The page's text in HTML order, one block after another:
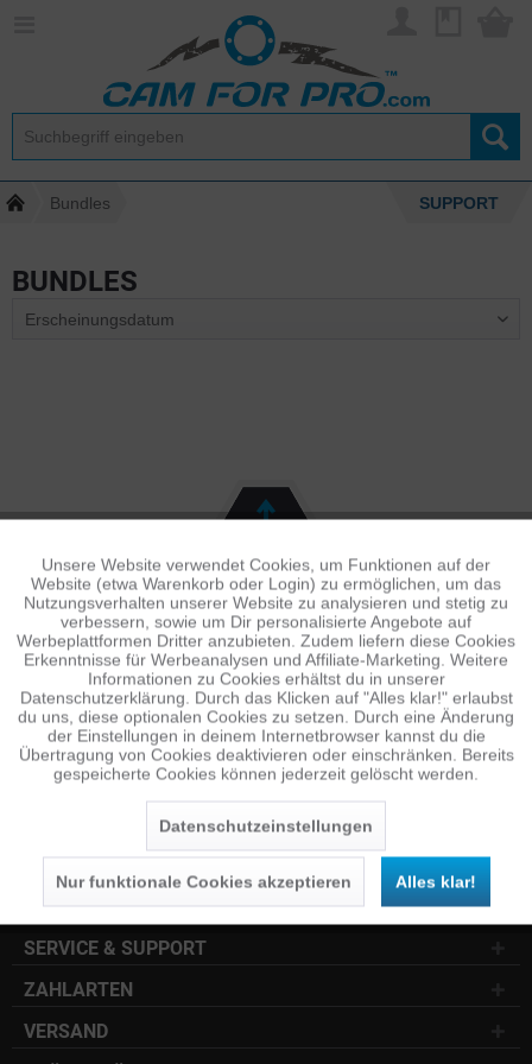
Bundles SUPPORT
BUNDLES
NEWSLETTER
Jetzt anmelden und 10 € Gutschein sichern
SENDEN
DieDatenschutzerklärunghabe ich zur Kenntnis
genommen.
KUNDENSERVICE
SOCIAL MEDIA
SERVICE & SUPPORT
ZAHLARTEN
VERSAND
Funktionale Aktiv
Tracking Inaktiv
Personalisierung Inaktiv
Service Inaktiv
Unsere Website verwendet Cookies, um Funktionen auf der
Website (etwa Warenkorb oder Login) zu ermöglichen, um das
Nutzungsverhalten unserer Website zu analysieren und stetig zu
verbessern, sowie um Dir personalisierte Angebote auf
Werbeplattformen Dritter anzubieten. Zudem liefern diese Cookies
Erkenntnisse für Werbeanalysen und Affiliate-Marketing. Weitere
Informationen zu Cookies erhältst du in unserer
Datenschutzerklärung. Durch das Klicken auf "Alles klar!" erlaubst
du uns, diese optionalen Cookies zu setzen. Durch eine Änderung
der Einstellungen in deinem Internetbrowser kannst du die
Übertragung von Cookies deaktivieren oder einschränken. Bereits
gespeicherte Cookies können jederzeit gelöscht werden.
Datenschutzeinstellungen
Nur funktionale Cookies akzeptieren Alles klar!